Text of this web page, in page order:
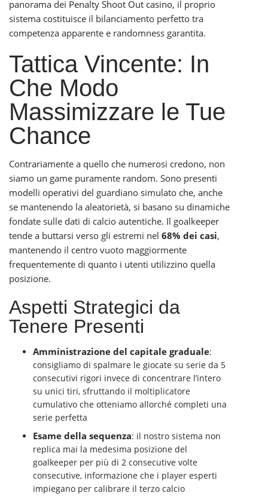
panorama dei Penalty Shoot Out casino, il proprio
sistema costituisce il bilanciamento perfetto tra
competenza apparente e randomness garantita.
Tattica Vincente: In
Che Modo
Massimizzare le Tue
Chance
Contrariamente a quello che numerosi credono, non
siamo un game puramente random. Sono presenti
modelli operativi del guardiano simulato che, anche
se mantenendo la aleatorietà, si basano su dinamiche
fondate sulle dati di calcio autentiche. Il goalkeeper
tende a buttarsi verso gli estremi nel 68% dei casi,
mantenendo il centro vuoto maggiormente
frequentemente di quanto i utenti utilizzino quella
posizione.
Aspetti Strategici da
Tenere Presenti
Amministrazione del capitale graduale:
consigliamo di spalmare le giocate su serie da 5
consecutivi rigori invece di concentrare l’intero
su unici tiri, sfruttando il moltiplicatore
cumulativo che otteniamo allorché completi una
serie perfetta
Esame della sequenza: il nostro sistema non
replica mai la medesima posizione del
goalkeeper per più di 2 consecutive volte
consecutive, informazione che i player esperti
impiegano per calibrare il terzo calcio